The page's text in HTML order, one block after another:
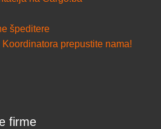
špeditere
prepustite nama!
firme